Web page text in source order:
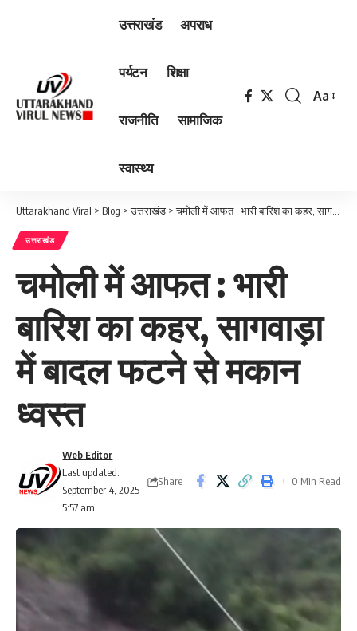
उत्तराखंड अपराध
पर्यटन शिक्षा
राजनीति सामाजिक
स्वास्थ्य
Font
Aa
Uttarakhand Viral > Blog >उत्तराखंड >चमोली में आफत : भारी बारिश का कहर, सागवाड़ा में बादल फटने से मकान ध्वस्त
उत्तराखंड
चमोली में आफत : भारी
बारिश का कहर, सागवाड़ा
में बादल फटने से मकान
ध्वस्त
Last updated:
September 4, 2025
5:57 am
Web Editor
Share 0 Min Read